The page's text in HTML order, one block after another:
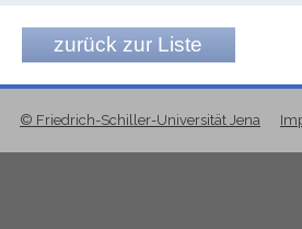
zurück zur Liste
© Friedrich-Schiller-Universität Jena